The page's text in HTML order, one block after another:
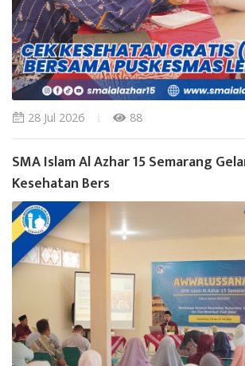
28 Jul 2026 88
SMA Islam Al Azhar 15 Semarang
Kesehatan Bers